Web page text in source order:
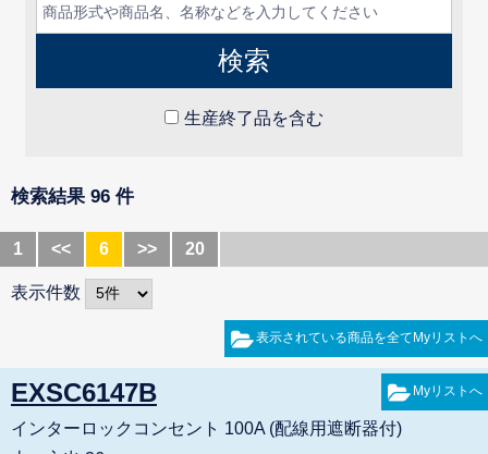
生産終了品を含む
検索結果 96 件
1 << 6 >> 20
表示件数
EXSC6147B
インターロックコンセント 100A (配線用遮断器付)